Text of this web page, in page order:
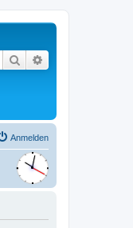
Suche
Anmelden